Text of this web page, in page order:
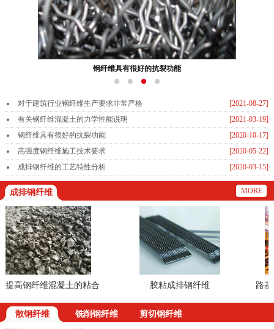
钢纤维具有很好的抗裂功能
[2021-08-27]
对于建筑行业钢纤维生产要求非常严格
[2021-03-19]
有关钢纤维混凝土的力学性能说明
[2020-10-17]
钢纤维具有很好的抗裂功能
[2020-05-22]
高强度钢纤维施工技术要求
[2020-03-15]
成排钢纤维的工艺特性分析
成排钢纤维 MORE
高钢纤维混凝土的粘合 胶粘成排钢纤维 路基
散钢纤维 铣削钢纤维 剪切钢纤维